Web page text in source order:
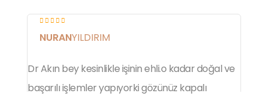
NURANYILDIRIM
Dr Akın bey kesinlikle işinin ehli.o kadar doğal ve
başarılı işlemler yapıyorki gözünüz kapalı